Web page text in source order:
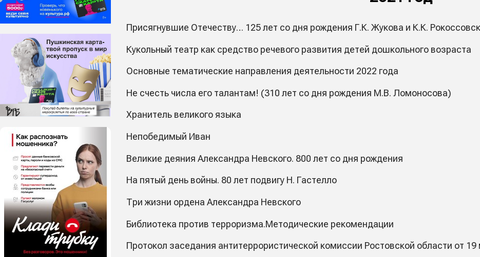
Присягнувшие Отечеству… 125 лет со дня рождения Г.К. Жукова и К.К.
Кукольный театр как средство речевого развития детей дошкольного возраста
Основные тематические направления деятельности 2022 года
Не счесть числа его талантам! (310 лет со дня рождения М.В. Ломоносова)
Хранитель великого языка
Непобедимый Иван
Великие деяния Александра Невского. 800 лет со дня рождения
На пятый день войны. 80 лет подвигу Н. Гастелло
Три жизни ордена Александра Невского
Библиотека против терроризма.Методические рекомендации
Протокол заседания антитеррористической комиссии Ростовской области от